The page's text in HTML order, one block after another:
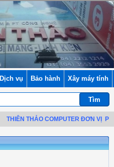
Dịch vụ Bảo hành Xây máy tính
THIÊN THẢO COMPUTER ĐƠN VỊ